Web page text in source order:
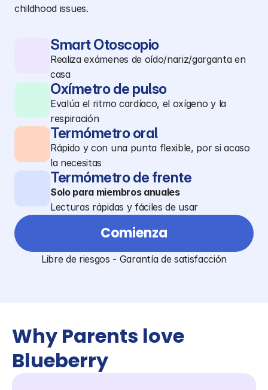
childhood issues.
Smart Otoscopio
Realiza exámenes de oído/nariz/garganta en
casa
Oxímetro de pulso
Evalúa el ritmo cardíaco, el oxígeno y la
respiración
Termómetro oral
Rápido y con una punta flexible, por si acaso
la necesitas
Termómetro de frente
Solo para miembros anuales
Lecturas rápidas y fáciles de usar
Comienza
Libre de riesgos - Garantía de satisfacción
Why Parents love
Blueberry